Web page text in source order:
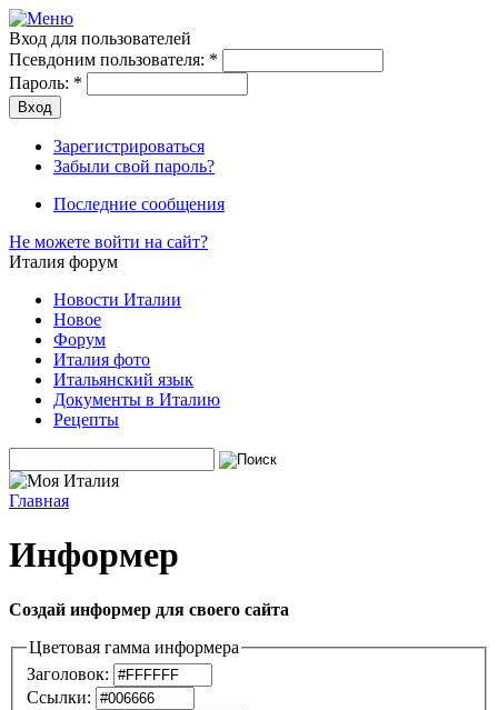
Вход для пользователей
Псевдоним пользователя: *
Пароль: *
Зарегистрироваться
Забыли свой пароль?
Последние сообщения
Не можете войти на сайт?
Италия форум
Новости Италии
Новое
Форум
Италия фото
Итальянский язык
Документы в Италию
Рецепты
Главная
Информер
Создай информер для своего сайта
Цветовая гамма информера
Заголовок:
Ссылки: